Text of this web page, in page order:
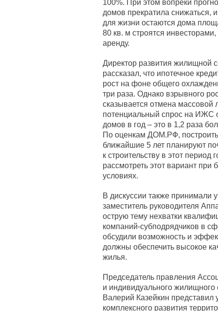
100%. При этом вопреки
домов прекратила
для жизни остаются дома
80 кв. м строятся
аренду.
Директор развития
рассказал, что ипотечное
рост на фоне общего
три раза. Однако взрывного
сказывается отмена массовой
потенциальный спрос на ИЖС
домов в год – это в 1,2 раза
По оценкам ДОМ.РФ,
ближайшие 5 лет планируют
к строительству в этот
рассмотреть этот вариант при
условиях.
В дискуссии также принимали
заместитель руководителя
острую тему нехватки
компаний-субподрядчиков в
обсудили возможность и
должны обеспечить высокое
жилья.
Председатель правления
и индивидуального
Валерий Казейкин представил
комплексного развития